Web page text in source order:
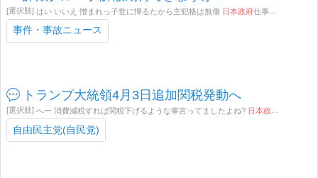
はい いいえ 憎まれっ子世に憚るたから主犯格は無傷 日本政府仕事しろ 自民党議員が被害に遭えば良い 餓死しても自公政権を支持します その他
事件・事故ニュース
トランプ大統領4月3日追加関税発動へ
へー 消費減税すれば関税下げるような事言ってましたよね? 日本政府
自由民主党(自民党)